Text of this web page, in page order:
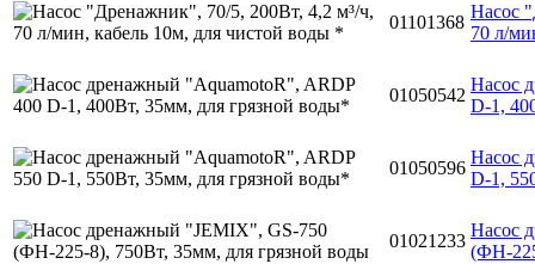
01101368
Насос
70 л/
01050542
Насос
D-1,
01050596
Насос
D-1,
01021233
Насос
(ФН-